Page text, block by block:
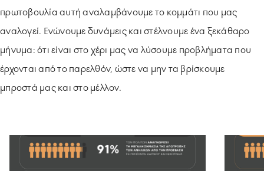
πρωτοβουλία αυτή αναλαμβάνουμε το κομμάτι που μας
αναλογεί. Ενώνουμε δυνάμεις και στέλνουμε ένα ξεκάθαρο
μήνυμα: ότι είναι στο χέρι μας να λύσουμε προβλήματα που
έρχονται από το παρελθόν, ώστε να μην τα βρίσκουμε
μπροστά μας και στο μέλλον.